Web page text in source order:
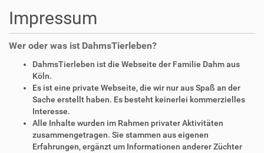
Impressum
Wer oder was ist DahmsTierleben?
DahmsTierleben ist die Webseite der Familie Dahm aus
Köln.
Es ist eine private Webseite, die wir nur aus Spaß an der
Sache erstellt haben. Es besteht keinerlei kommerzielles
Interesse.
Alle Inhalte wurden im Rahmen privater Aktivitäten
zusammengetragen. Sie stammen aus eigenen
Erfahrungen, ergänzt um Informationen anderer Züchter